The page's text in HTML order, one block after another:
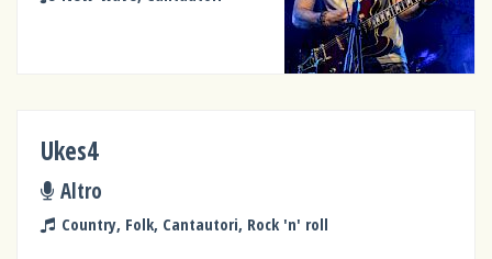
Ukes4
Altro
Country, Folk, Cantautori, Rock 'n' roll